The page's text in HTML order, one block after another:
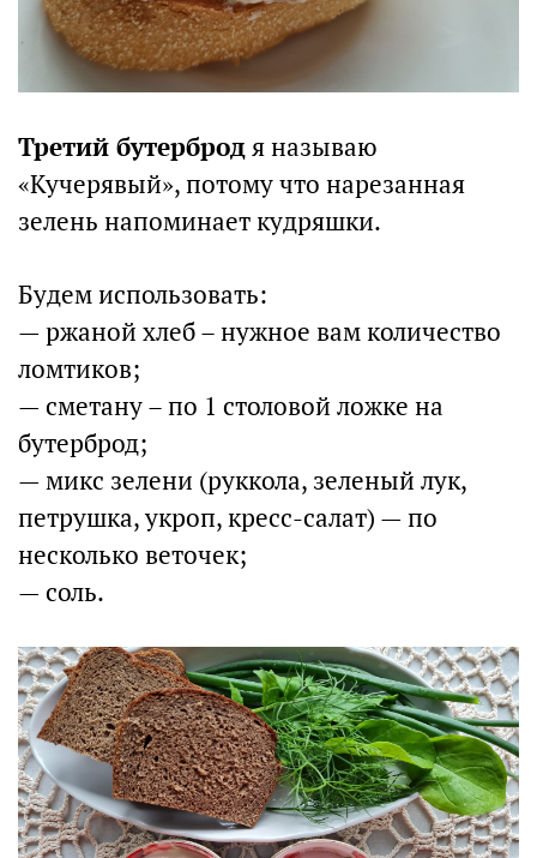
Третий бутербродя называю
«Кучерявый», потому что нарезанная
зелень напоминает кудряшки.
Будем использовать:
— ржаной хлеб – нужное вам количество
ломтиков;
— сметану – по 1 столовой ложке на
бутерброд;
— микс зелени (руккола, зеленый лук,
петрушка, укроп, кресс-салат) — по
несколько веточек;
— соль.